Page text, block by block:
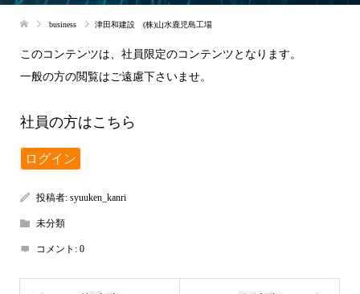
business 津田和建設 (株)山水鹿児島工場
このコンテンツは、社員限定のコンテンツとなります。
一般の方の閲覧はご遠慮下さいませ。
社員の方はこちら
ログイン
投稿者: syuuken_kanri
未分類
コメント: 0